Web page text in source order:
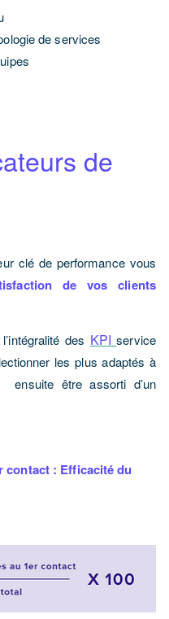
de services
de
clé de performance vous
de vos clients
des KPI service
les plus adaptés à
ensuite être assorti d’un
contact : Efficacité du